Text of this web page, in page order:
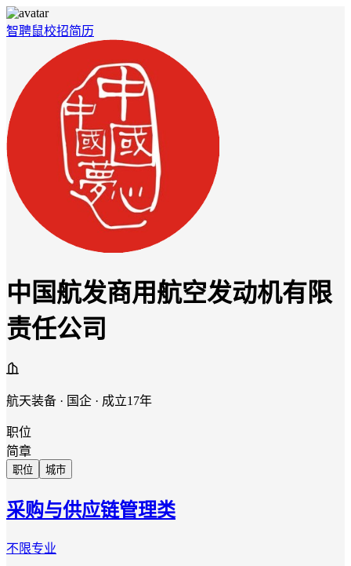
智聘鼠校招简历
中国航发商用航空发动机有限
责任公司
航天装备 · 国企 · 成立17年
职位
简章
职位 城市
采购与供应链管理类
不限专业